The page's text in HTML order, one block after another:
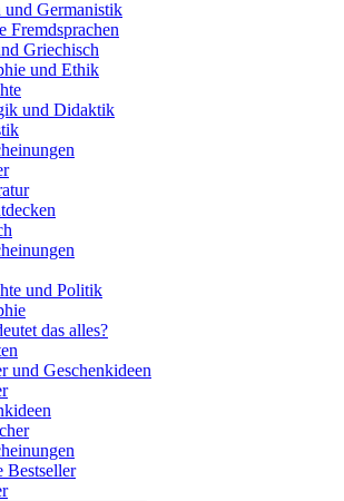
und Germanistik
Fremdsprachen
Griechisch
und Ethik
und Didaktik
und Politik
das alles?
und Geschenkideen
Bestseller